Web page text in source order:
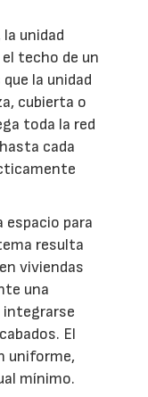
unidad
techo de un
la unidad
cubierta o
toda la red
cada
espacio para
resulta
viviendas
una
integrarse
El
uniforme,
mínimo.